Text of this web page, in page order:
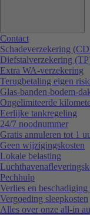
Contact
Schadeverzekering
Diefstalverzekering
Extra WA-verzekering
Terugbetaling eigen
Glas-banden-bodem-
Ongelimiteerde
Eerlijke tankregeling
24/7 noodnummer
Gratis annuleren tot 1
Geen wijzigingskosten
Lokale belasting
Pechhulp
Verlies en
Vergoeding sleepkosten
Alles over onze all-in